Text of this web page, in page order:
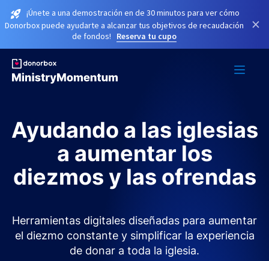
¡Únete a una demostración en de 30 minutos para ver cómo
Donorbox puede ayudarte a alcanzar tus objetivos de recaudación
de fondos!
Reserva tu cupo
×
Ayudando a las iglesias
a aumentar los
diezmos y las ofrendas
Herramientas digitales diseñadas para aumentar
el diezmo constante y simplificar la experiencia
de donar a toda la iglesia.